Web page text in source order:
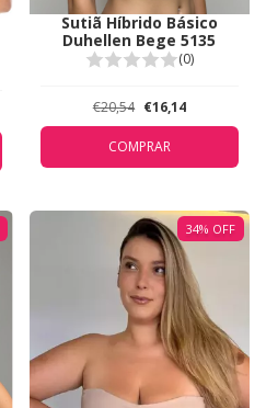
Sutiã Híbrido Básico
Duhellen Bege 5135
(0)
€20,54 €16,14
COMPRAR
34% OFF